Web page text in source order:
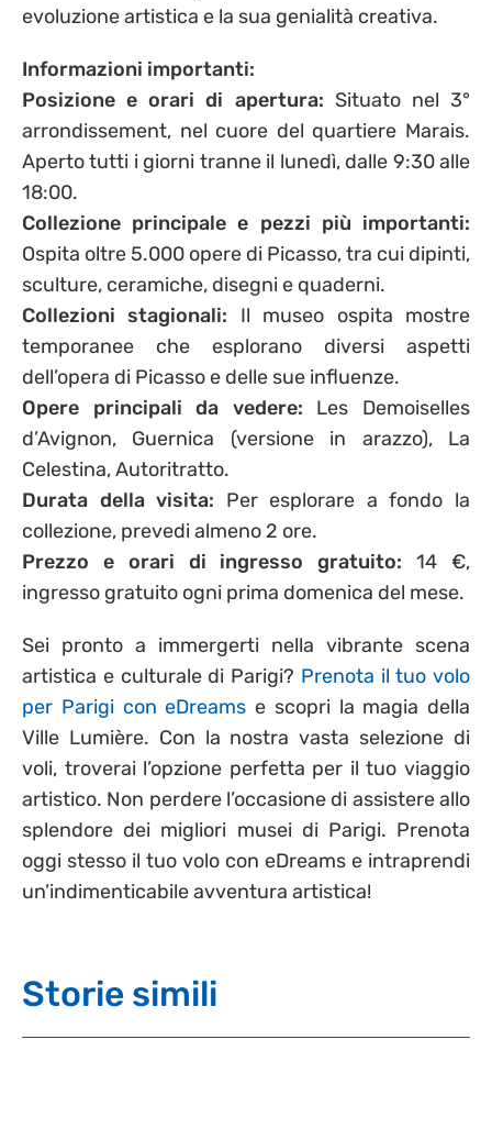
evoluzione artistica e la sua genialità creativa.
Informazioni importanti:
Posizione e orari di apertura: Situato nel 3°
arrondissement, nel cuore del quartiere Marais.
Aperto tutti i giorni tranne il lunedì, dalle 9:30 alle
18:00.
Collezione principale e pezzi più importanti:
Ospita oltre 5.000 opere di Picasso, tra cui dipinti,
sculture, ceramiche, disegni e quaderni.
Collezioni stagionali: Il museo ospita mostre
temporanee che esplorano diversi aspetti
dell’opera di Picasso e delle sue influenze.
Opere principali da vedere: Les Demoiselles
d’Avignon, Guernica (versione in arazzo), La
Celestina, Autoritratto.
Durata della visita: Per esplorare a fondo la
collezione, prevedi almeno 2 ore.
Prezzo e orari di ingresso gratuito: 14 €,
ingresso gratuito ogni prima domenica del mese.
Sei pronto a immergerti nella vibrante scena
artistica e culturale di Parigi? Prenota il tuo volo
per Parigi con eDreams e scopri la magia della
Ville Lumière. Con la nostra vasta selezione di
voli, troverai l’opzione perfetta per il tuo viaggio
artistico. Non perdere l’occasione di assistere allo
splendore dei migliori musei di Parigi. Prenota
oggi stesso il tuo volo con eDreams e intraprendi
un’indimenticabile avventura artistica!
Storie simili